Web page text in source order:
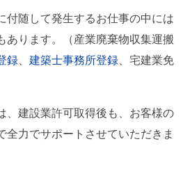
付随して発生するお仕事の中には
あります。（産業廃棄物収集運搬
録、 建築士事務所登録、宅建業免
、建設業許可取得後も、お客様の
全力でサポートさせていただきま